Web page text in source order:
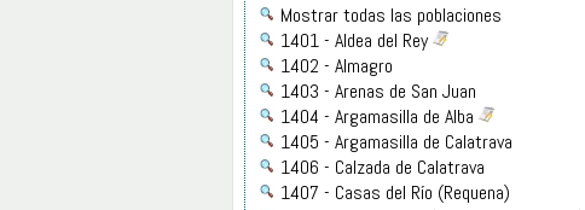
Mostrar todas las poblaciones
1401 - Aldea del Rey
1402 - Almagro
1403 - Arenas de San Juan
1404 - Argamasilla de Alba
1405 - Argamasilla de Calatrava
1406 - Calzada de Calatrava
1407 - Casas del Río (Requena)